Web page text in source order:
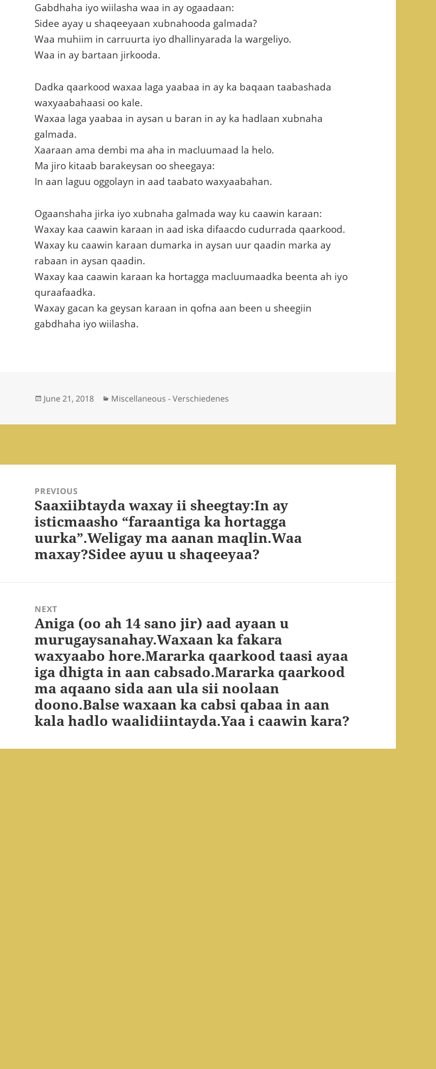
Gabdhaha iyo wiilasha waa in ay ogaadaan:
Sidee ayay u shaqeeyaan xubnahooda galmada?
Waa muhiim in carruurta iyo dhallinyarada la wargeliyo.
Waa in ay bartaan jirkooda.
Dadka qaarkood waxaa laga yaabaa in ay ka baqaan taabashada
waxyaabahaasi oo kale.
Waxaa laga yaabaa in aysan u baran in ay ka hadlaan xubnaha
galmada.
Xaaraan ama dembi ma aha in macluumaad la helo.
Ma jiro kitaab barakeysan oo sheegaya:
In aan laguu oggolayn in aad taabato waxyaabahan.
Ogaanshaha jirka iyo xubnaha galmada way ku caawin karaan:
Waxay kaa caawin karaan in aad iska difaacdo cudurrada qaarkood.
Waxay ku caawin karaan dumarka in aysan uur qaadin marka ay
rabaan in aysan qaadin.
Waxay kaa caawin karaan ka hortagga macluumaadka beenta ah iyo
quraafaadka.
Waxay gacan ka geysan karaan in qofna aan been u sheegiin
gabdhaha iyo wiilasha.
Posted
June 21, 2018 Categories
Miscellaneous - Verschiedenes
navigationPREVIOUS
Previous
post:
Saaxiibtayda waxay ii sheegtay:In ay
isticmaasho “faraantiga ka hortagga
uurka”.Weligay ma aanan maqlin.Waa
maxay?Sidee ayuu u shaqeeyaa?
NEXT
Next
post:
Aniga (oo ah 14 sano jir) aad ayaan u
murugaysanahay.Waxaan ka fakara
waxyaabo hore.Mararka qaarkood taasi ayaa
iga dhigta in aan cabsado.Mararka qaarkood
ma aqaano sida aan ula sii noolaan
doono.Balse waxaan ka cabsi qabaa in aan
kala hadlo waalidiintayda.Yaa i caawin kara?